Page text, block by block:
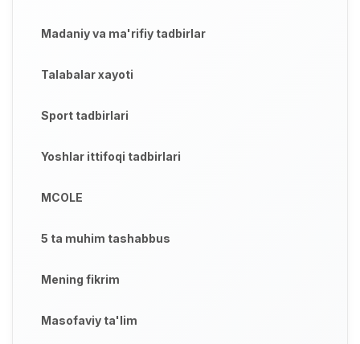
Madaniy va ma'rifiy tadbirlar
Talabalar xayoti
Sport tadbirlari
Yoshlar ittifoqi tadbirlari
MCOLE
5 ta muhim tashabbus
Mening fikrim
Masofaviy ta'lim